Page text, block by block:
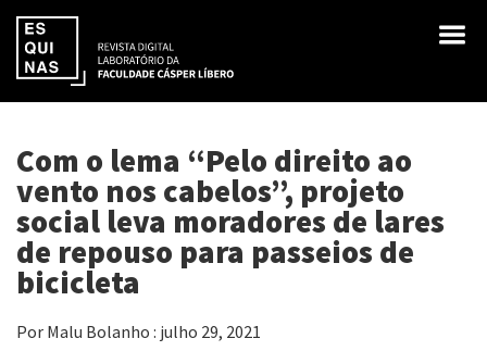
Com o lema “Pelo direito ao
vento nos cabelos”, projeto
social leva moradores de lares
de repouso para passeios de
bicicleta
Por Malu Bolanho : julho 29, 2021